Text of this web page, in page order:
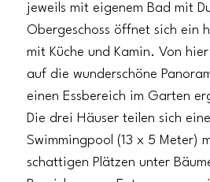
jeweils mit eigenem Bad mit
Obergeschoss öffnet sich ein
mit Küche und Kamin. Von
auf die wunderschöne
einen Essbereich im Garten
Die drei Häuser teilen sich
Swimmingpool (13 x 5 Meter)
schattigen Plätzen unter